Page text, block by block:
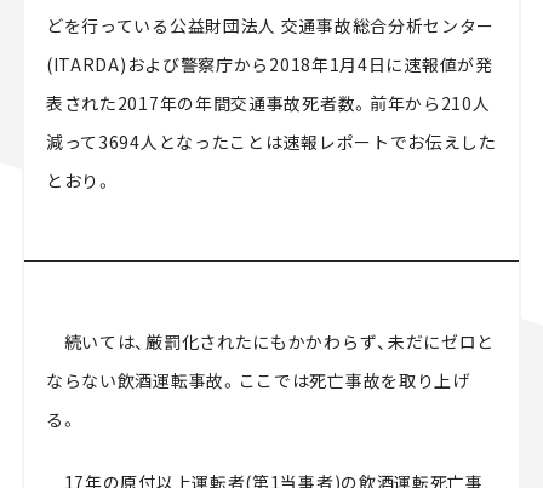
どを行っている公益財団法人 交通事故総合分析センター
(ITARDA)および警察庁から2018年1月4日に速報値が発
表された2017年の年間交通事故死者数。前年から210人
減って3694人となったことは速報レポートでお伝えした
とおり。
続いては、厳罰化されたにもかかわらず、未だにゼロと
ならない飲酒運転事故。ここでは死亡事故を取り上げ
る。
17年の原付以上運転者(第1当事者)の飲酒運転死亡事
スズキ ジムニー｜Suzuki Jimny
スズキ｜Suzuki